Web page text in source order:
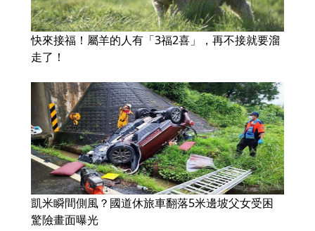
快來接福！屬羊的人有「3福2喜」，再不接就要溜
走了！
凱米瞬間側風？國道休旅車翻落5米邊坡父女受困
驚險畫面曝光